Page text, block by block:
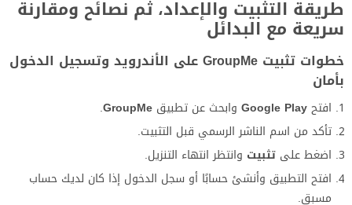
طريقة التثبيت والإعداد، ثم نصائح ومقارنة
سريعة مع البدائل
خطوات تثبيت GroupMe على الأندرويد وتسجيل الدخول
بأمان
افتحGoogle Play وابحث عن تطبيق GroupMe
.
تأكد من اسم الناشر الرسمي قبل التثبيت.
اضغط على تثبيت وانتظر انتهاء التنزيل.
افتح التطبيق وأنشئ حسابًا أو سجل الدخول إذا كان لديك حساب
مسبق.